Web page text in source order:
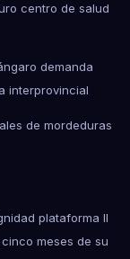
centro de salud
demanda
interprovincial
de mordeduras
plataforma II
meses de su